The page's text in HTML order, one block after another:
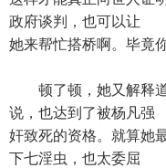
政府谈判，也可以让
她来帮忙搭桥啊。毕竟
顿了顿，她又解释道
说，也达到了被杨凡强
奸致死的资格。就算她
下七淫虫，也太委屈